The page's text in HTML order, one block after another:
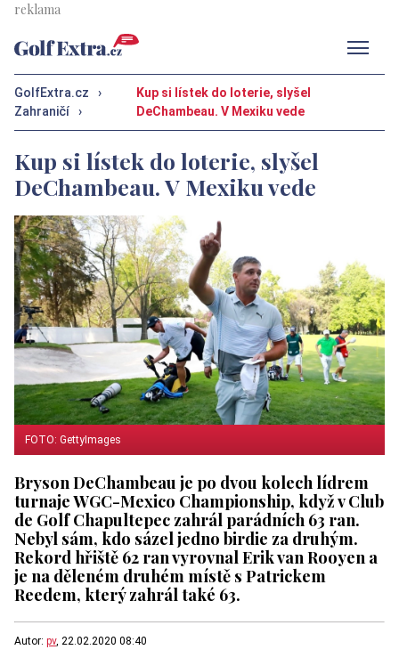
GolfExtra.cz
›
Zahraničí
›
Kup si lístek do loterie, slyšel
DeChambeau. V Mexiku vede
Kup si lístek do loterie, slyšel
DeChambeau. V Mexiku vede
FOTO: GettyImages
Bryson DeChambeau je po dvou kolech lídrem
turnaje WGC-Mexico Championship, když v Club
de Golf Chapultepec zahrál parádních 63 ran.
Nebyl sám, kdo sázel jedno birdie za druhým.
Rekord hřiště 62 ran vyrovnal Erik van Rooyen a
je na děleném druhém místě s Patrickem
Reedem, který zahrál také 63.
Autor: pv, 22.02.2020 08:40